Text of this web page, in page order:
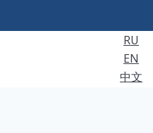
RU
EN
中文